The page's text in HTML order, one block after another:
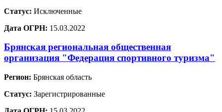
Статус: Исключенные
Дата ОГРН: 15.03.2022
Брянская региональная общественная
организация "Федерация спортивного туризма"
Регион: Брянская область
Статус: Зарегистрированные